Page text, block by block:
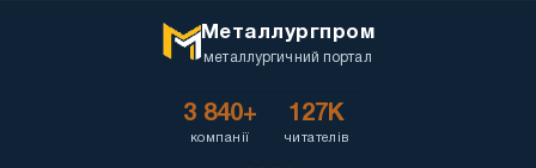
Металлургпром
металлургичний портал
3 840+
компанії
127K
читателів